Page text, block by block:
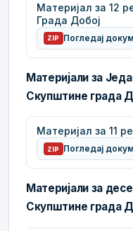
Материјал за 12
Града Добој
ZIP Погледај
Материјали за
Скупштине града
Материјал за 11
ZIP Погледај
Материјали за
Скупштине града